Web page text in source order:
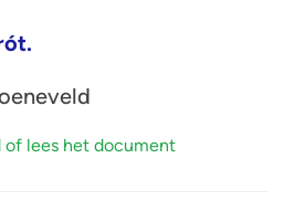
of lees het document